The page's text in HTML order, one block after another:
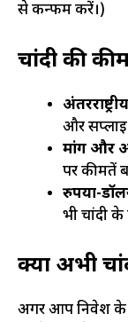
से कन्फर्म करें।)
चांदी की
और सप्लाई
मांग और
पर कीमतें
रुपया-
भी चांदी के
क्या अभी
अगर आप निवेश के